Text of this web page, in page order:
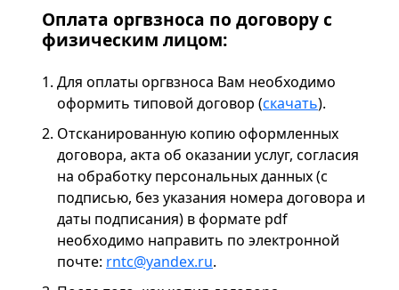
Оплата оргвзноса по договору с
физическим лицом:
Для оплаты оргвзноса Вам необходимо
оформить типовой договор (скачать).
Отсканированную копию оформленных
договора, акта об оказании услуг, согласия
на обработку персональных данных (с
подписью, без указания номера договора и
даты подписания) в формате pdf
необходимо направить по электронной
почте: rntc@yandex.ru.